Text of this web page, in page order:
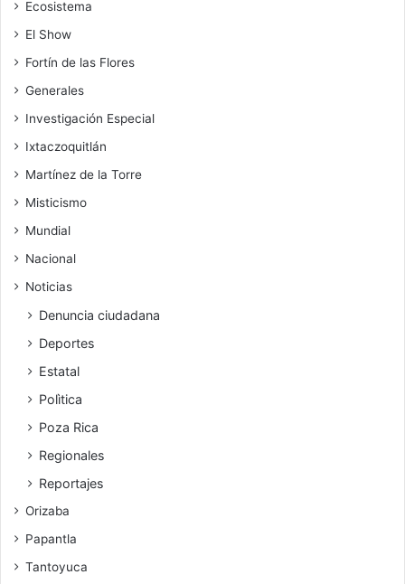
Ecosistema
El Show
Fortín de las Flores
Generales
Investigación Especial
Ixtaczoquitlán
Martínez de la Torre
Misticismo
Mundial
Nacional
Noticias
Denuncia ciudadana
Deportes
Estatal
Polìtica
Poza Rica
Regionales
Reportajes
Orizaba
Papantla
Tantoyuca